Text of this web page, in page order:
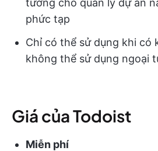
tưởng cho quản lý dự án
phức tạp
Chỉ có thể sử dụng khi có
không thể sử dụng ngoại
Giá của Todoist
Miễn phí